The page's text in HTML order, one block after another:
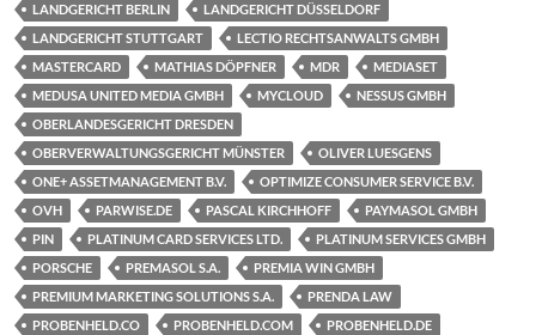
LANDGERICHT BERLIN
LANDGERICHT DÜSSELDORF
LANDGERICHT STUTTGART
LECTIO RECHTSANWALTS GMBH
MASTERCARD
MATHIAS DÖPFNER MDR
MEDIASET
MEDUSA UNITED MEDIA GMBH
MYCLOUD
NESSUS GMBH
OBERLANDESGERICHT DRESDEN
OBERVERWALTUNGSGERICHT MÜNSTER
OLIVER LUESGENS
ONE+ ASSETMANAGEMENT B.V.
OPTIMIZE CONSUMER SERVICE B.V.
OVH
PARWISE.DE PASCAL KIRCHHOFF
PAYMASOL GMBH
PIN
PLATINUM CARD SERVICES LTD.
PLATINUM SERVICES GMBH
PORSCHE
PREMASOL S.A.
PREMIA WIN GMBH
PREMIUM MARKETING SOLUTIONS S.A.
PRENDA LAW
PROBENHELD.CO
PROBENHELD.COM
PROBENHELD.DE